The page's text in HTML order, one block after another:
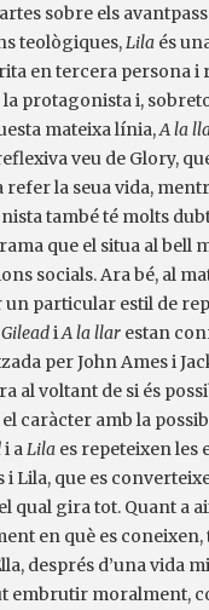
sobre els
teològiques, Lila és
en tercera persona i
protagonista i,
mateixa línia,A la
veu de Glory,
refer la seua vida,
també té molts
que el situa al bell
socials. Ara bé, al
particular estil de
Gileadi A la llar estan
per John Ames i
al voltant de si és
el caràcter amb la
i a Lila es repeteixen les
i Lila, que es
qual gira tot. Quant a
en què es coneixen,
després d’una vida
embrutir moralment,